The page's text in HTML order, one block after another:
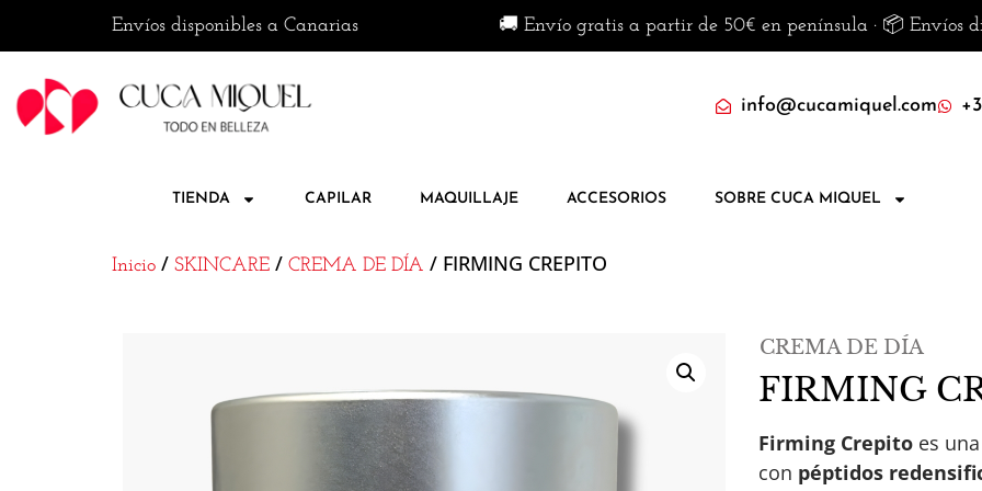
Envíos disponibles a Canarias 🚚 Envío gratis a partir de 50€ en península · 📦 Envíos
info@cucamiquel.com
TIENDA CAPILAR MAQUILLAJE ACCESORIOS SOBRE CUCA MIQUEL
Inicio / SKINCARE / CREMA DE DÍA / FIRMING CREPITO
CREMA DE DÍA
FIRMING
Firming Crepito es
con péptidos